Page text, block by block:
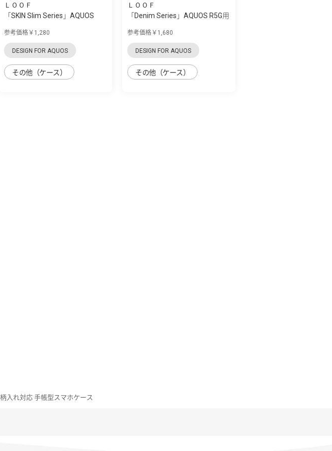
ＬＯＯＦ
「SKIN Slim Series」AQUOS
参考価格￥1,280
DESIGN FOR AQUOS
その他（ケース）
ＬＯＯＦ
「Denim Series」AQUOS R5G用
参考価格￥1,680
DESIGN FOR AQUOS
その他（ケース）
入れ対応 手帳型スマホケース